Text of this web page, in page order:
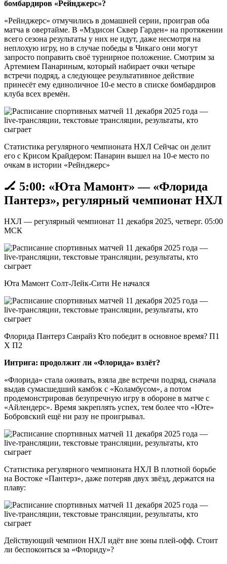
бомбардиров «Рейнджерс»?
«Рейнджерс» отмучились в домашней серии, проиграв оба
матча в овертайме. В «Мэдисон Сквер Гарден» на протяжении
всего сезона результаты у них не идут, даже несмотря на
неплохую игру, но в случае победы в Чикаго они могут
запросто поправить своё турнирное положение. Смотрим за
Артемием Панариным, который набирает очки четыре
встречи подряд, а следующее результативное действие
принесёт ему единоличное 10-е место в списке бомбардиров
клуба всех времён.
Статистика регулярного чемпионата НХЛ Сейчас он делит
его с Крисом Крайдером: Панарин вышел на 10-е место по
очкам в истории «Рейнджерс»
🏒 5:00: «Юта Мамонт» — «Флорида
Пантерз», регулярный чемпионат НХЛ
НХЛ — регулярный чемпионат 11 декабря 2025, четверг. 05:00
МСК
Юта Мамонт Солт-Лейк-Сити Не начался
Флорида Пантерз Санрайз Кто победит в основное время? П1
X П2
Интрига: продолжит ли «Флорида» взлёт?
«Флорида» стала оживать, взяла две встречи подряд, сначала
выдав сумасшедший камбэк с «Коламбусом», а потом
продемонстрировав безупречную игру в обороне в матче с
«Айлендерс». Время закреплять успех, тем более что «Юте»
Бобровский ещё ни разу не проигрывал.
Статистика регулярного чемпионата НХЛ В плотной борьбе
на Востоке «Пантерз», даже потеряв двух звёзд, держатся на
плаву:
Действующий чемпион НХЛ идёт вне зоны плей-офф. Стоит
ли беспокоиться за «Флориду»?